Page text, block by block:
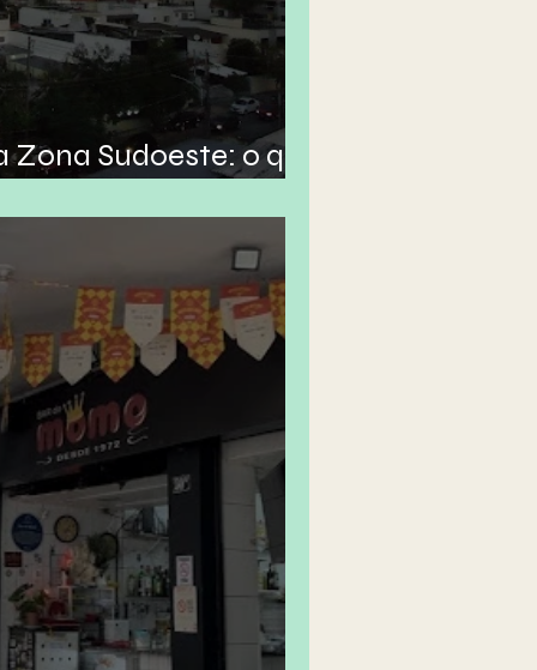
Sudoeste: o que